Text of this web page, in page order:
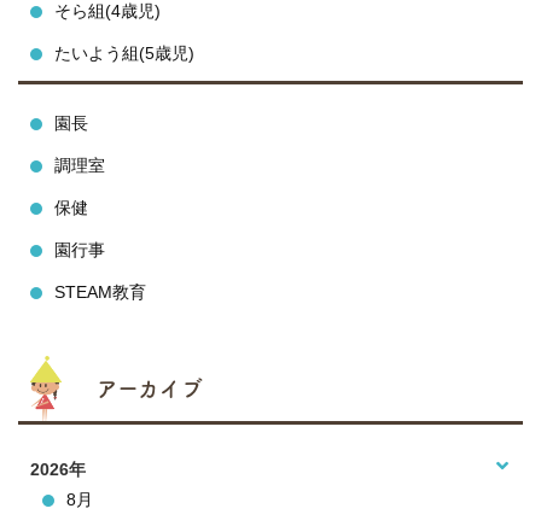
そら組(4歳児)
たいよう組(5歳児)
園長
調理室
保健
園行事
STEAM教育
アーカイブ
2026年
8月